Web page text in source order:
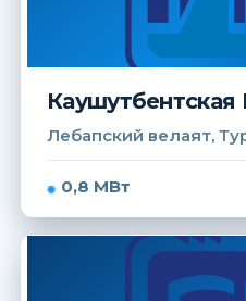
Каушутбентская
Лебапский велаят,
0,8 МВт